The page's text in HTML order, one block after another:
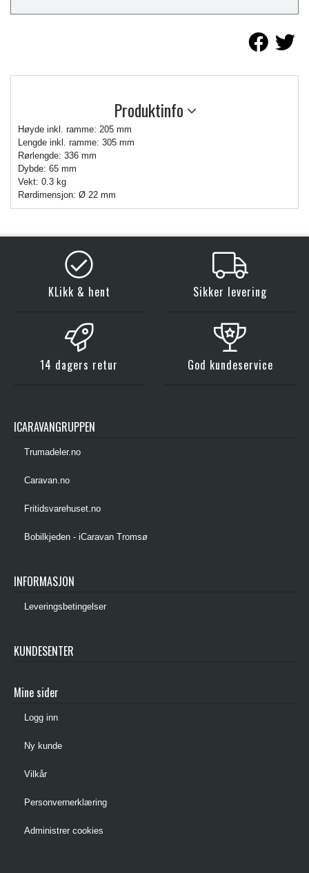
Produktinfo
Høyde inkl. ramme: 205 mm
Lengde inkl. ramme: 305 mm
Rørlengde: 336 mm
Dybde: 65 mm
Vekt: 0.3 kg
Rørdimensjon: Ø 22 mm
KLikk & hent Sikker levering
14 dagers retur God kundeservice
ICARAVANGRUPPEN
Trumadeler.no
Caravan.no
Fritidsvarehuset.no
Bobilkjeden - iCaravan Tromsø
INFORMASJON
Leveringsbetingelser
KUNDESENTER
Mine sider
Logg inn
Ny kunde
Vilkår
Personvernerklæring
Administrer cookies